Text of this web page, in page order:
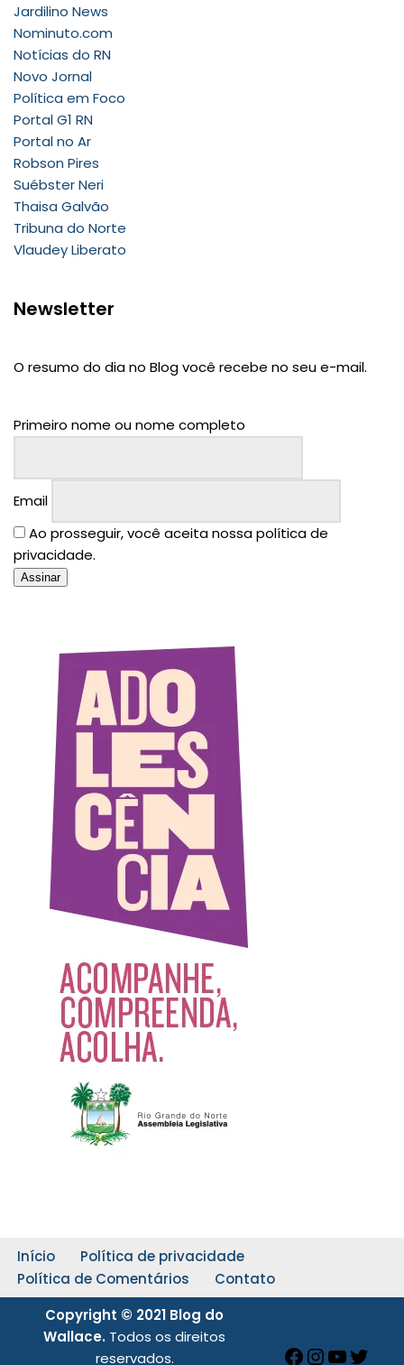
Jardilino News
Nominuto.com
Notícias do RN
Novo Jornal
Política em Foco
Portal G1 RN
Portal no Ar
Robson Pires
Suébster Neri
Thaisa Galvão
Tribuna do Norte
Vlaudey Liberato
Newsletter
O resumo do dia no Blog você recebe no seu e-mail.
Primeiro nome ou nome completo
Email
Ao prosseguir, você aceita nossa política de
privacidade.
Início
Política de privacidade
Política de Comentários
Contato
Copyright © 2021 Blog do
Wallace. Todos os direitos
reservados.